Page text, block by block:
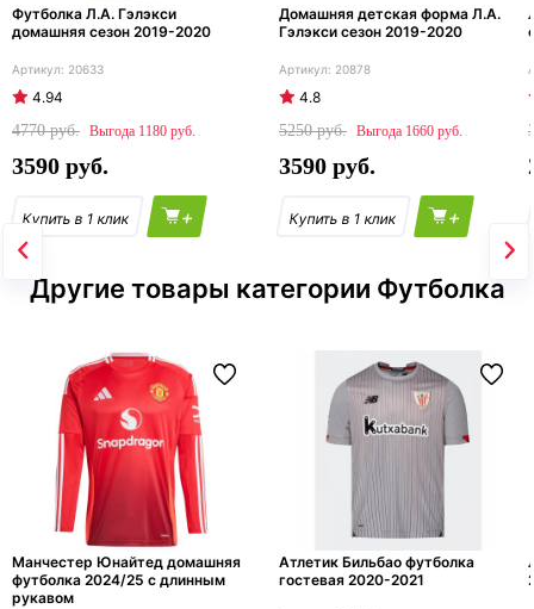
Футболка Л.А. Гэлэкси
домашняя сезон 2019-2020
20633
4.94
4770
1180
3590
+
Домашняя детская форма Л.А.
Гэлэкси сезон 2019-2020
20878
4.8
5250
1660
3590
+
Другие товары категории Футболка
Манчестер Юнайтед домашняя
футболка 2024/25 с длинным
рукавом
Атлетик Бильбао футболка
гостевая 2020-2021